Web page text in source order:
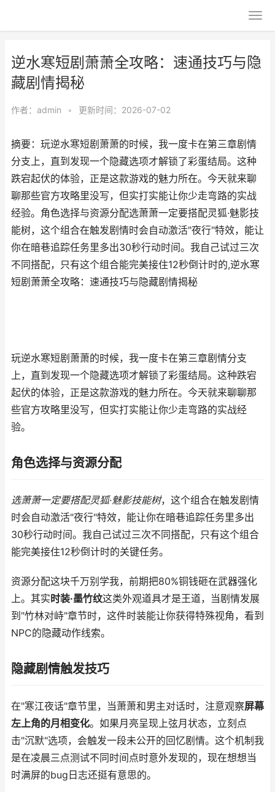
逆水寒短剧萧萧全攻略：速通技巧与隐
藏剧情揭秘
作者： admin • 更新时间：2026-07-02
摘要：玩逆水寒短剧萧萧的时候，我一度卡在第三章剧情
分支上，直到发现一个隐藏选项才解锁了彩蛋结局。这种
跌宕起伏的体验，正是这款游戏的魅力所在。今天就来聊
聊那些官方攻略里没写，但实打实能让你少走弯路的实战
经验。角色选择与资源分配选萧萧一定要搭配灵狐·魅影技
能树，这个组合在触发剧情时会自动激活"夜行"特效，能让
你在暗巷追踪任务里多出30秒行动时间。我自己试过三次
不同搭配，只有这个组合能完美接住12秒倒计时的,逆水寒
短剧萧萧全攻略：速通技巧与隐藏剧情揭秘
玩逆水寒短剧萧萧的时候，我一度卡在第三章剧情分支
上，直到发现一个隐藏选项才解锁了彩蛋结局。这种跌宕
起伏的体验，正是这款游戏的魅力所在。今天就来聊聊那
些官方攻略里没写，但实打实能让你少走弯路的实战经
验。
角色选择与资源分配
选萧萧一定要搭配灵狐·魅影技能树，这个组合在触发剧情
时会自动激活"夜行"特效，能让你在暗巷追踪任务里多出
30秒行动时间。我自己试过三次不同搭配，只有这个组合
能完美接住12秒倒计时的关键任务。
资源分配这块千万别学我，前期把80%铜钱砸在武器强化
上。其实时装·墨竹纹这类外观道具才是王道，当剧情发展
到"竹林对峙"章节时，这件时装能让你获得特殊视角，看到
NPC的隐藏动作线索。
隐藏剧情触发技巧
在"寒江夜话"章节里，当萧萧和男主对话时，注意观察屏幕
左上角的月相变化。如果月亮呈现上弦月状态，立刻点
击"沉默"选项，会触发一段未公开的回忆剧情。这个机制我
是在凌晨三点测试不同时间点时意外发现的，现在想想当
时满屏的bug日志还挺有意思的。